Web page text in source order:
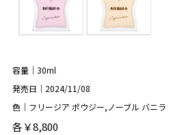
容量｜30ml
発売日｜2024/11/08
色｜フリージア ポウジー,ノーブル バニラ
各￥8,800